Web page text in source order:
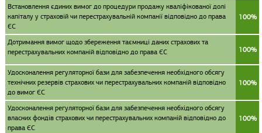
Встановлення єдиних вимог до процедури продажу кваліфікованої долі
капіталу у страховій чи перестрахувальній компанії відповідно до права
ЄС
100%
Дотримання вимог щодо збереження таємниці даних страхових та
перестрахувальних компаній відповідно до права ЄС
100%
Удосконалення регуляторної бази для забезпечення необхідного обсягу
технічних резервів страхових чи перестрахувальних компаній відповідно
до вимог ЄС
100%
Удосконалення регуляторної бази для забезпечення необхідного обсягу
власних фондів страхових чи перестрахувальних компаній відповідно до
права ЄС
100%